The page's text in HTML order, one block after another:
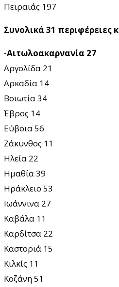
Πειραιάς 197
Συνολικά 31
-Αιτωλοακαρνανία 27
Αργολίδα 21
Αρκαδία 14
Βοιωτία 34
Έβρος 14
Εύβοια 56
Ζάκυνθος 11
Ηλεία 22
Ημαθία 39
Ηράκλειο 53
Ιωάννινα 27
Καβάλα 11
Καρδίτσα 22
Καστοριά 15
Κιλκίς 11
Κοζάνη 51